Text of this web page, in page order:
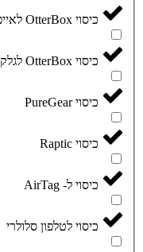
כיסוי OtterBox לאייפון
כיסוי OtterBox לגלקסי
כיסוי PureGear
כיסוי Raptic
כיסוי ל- AirTag
כיסוי לטלפון סלולרי